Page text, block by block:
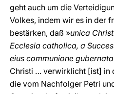
geht auch um die
Volkes, indem wir es in der
bestärken, daß »unica
Ecclesia catholica, a
eius communione gubernata
Christi … verwirklicht [ist] in
die vom Nachfolger Petri